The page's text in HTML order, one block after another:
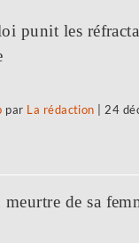
punit les
par La rédaction 24
meurtre de sa